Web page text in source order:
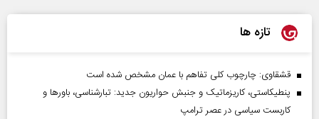
تازه ها
قشقاوی: چارچوب کلی تفاهم با عمان مشخص شده است
پنطیکاستی، کاریزماتیک و جنبش حواریون جدید: تبارشناسی، باور‌ها و
کاربست سیاسی در عصر ترامپ